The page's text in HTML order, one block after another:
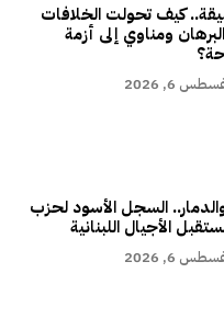
كيف تحولت الخلافات
ومناوي إلى أزمة
6, 2026
السجل الأسود لحزب
الأجيال اللبنانية
6, 2026